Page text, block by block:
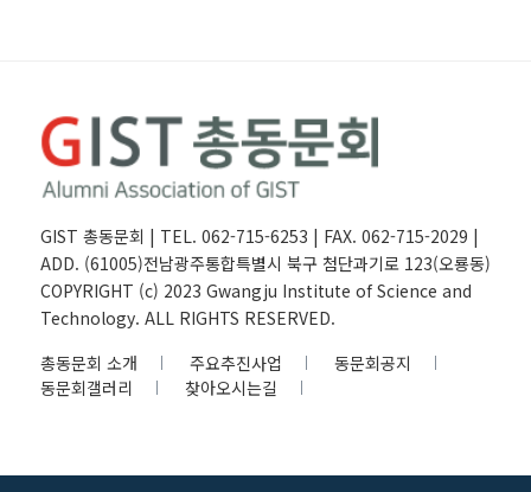
GIST 총동문회 | TEL. 062-715-6253 | FAX. 062-715-2029 |
ADD. (61005)전남광주통합특별시 북구 첨단과기로 123(오룡동)
COPYRIGHT (c) 2023 Gwangju Institute of Science and
Technology. ALL RIGHTS RESERVED.
총동문회 소개
주요추진사업
동문회공지
동문회갤러리
찾아오시는길